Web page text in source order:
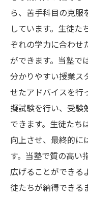
ら、苦手科目の克服
しています。生徒た
ぞれの学力に合わせ
ができます。当塾で
分かりやすい授業ス
せたアドバイスを行
擬試験を行い、受験
できます。生徒たち
向上させ、最終的に
す。当塾で質の高い
広げることができる
徒たちが納得できる